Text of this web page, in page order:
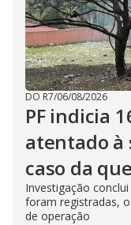
DO R7/06/08/2026
PF indicia
atentado à
caso da
Investigação
foram registradas,
de operação